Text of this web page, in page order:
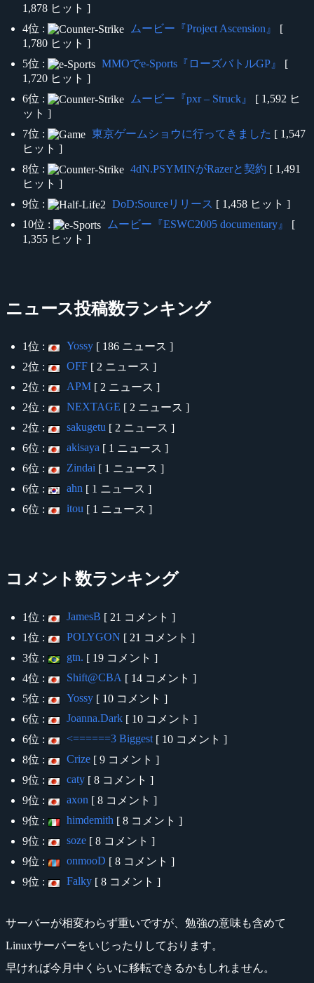
1,878 ヒット ]
4位 :
ムービー『Project Ascension』
[
1,780 ヒット ]
5位 :
MMOでe-Sports『ローズバトルGP』
[
1,720 ヒット ]
6位 :
ムービー『pxr – Struck』
[ 1,592 ヒ
ット ]
7位 :
東京ゲームショウに行ってきました [ 1,547
ヒット ]
8位 :
4dN.PSYMINがRazerと契約 [ 1,491
ヒット ]
9位 :
DoD:Sourceリリース [ 1,458 ヒット ]
10位 :
ムービー『ESWC2005 documentary』
[
1,355 ヒット ]
ニュース投稿数ランキング
1位 : Yossy[ 186 ニュース ]
2位 :
OFF[ 2 ニュース ]
2位 :
APM[ 2 ニュース ]
2位 :
NEXTAGE [ 2 ニュース ]
2位 :
sakugetu[ 2 ニュース ]
6位 :
akisaya[ 1 ニュース ]
6位 :
Zindai[ 1 ニュース ]
6位 :
ahn[ 1 ニュース ]
6位 :
itou[ 1 ニュース ]
コメント数ランキング
1位 : JamesB [ 21 コメント ]
1位 :
POLYGON [ 21 コメント ]
3位 :
gtn. [ 19 コメント ]
4位 :
Shift@CBA[ 14 コメント ]
5位 :
Yossy[ 10 コメント ]
6位 :
Joanna.Dark[ 10 コメント ]
6位 :
<======3 Biggest[ 10 コメント ]
8位 :
Crize[ 9 コメント ]
9位 :
caty[ 8 コメント ]
9位 :
axon[ 8 コメント ]
9位 :
himdemith[ 8 コメント ]
9位 :
soze[ 8 コメント ]
9位 :
onmooD [ 8 コメント ]
9位 :
Falky[ 8 コメント ]
サーバーが相変わらず重いですが、勉強の意味も含めて
Linuxサーバーをいじったりしております。
早ければ今月中くらいに移転できるかもしれません。